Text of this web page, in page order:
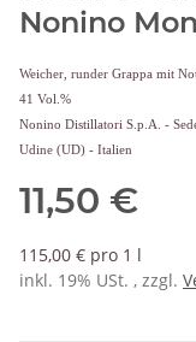
Nonino
Weicher, runder Grappa mit
41 Vol.%
Nonino Distillatori S.p.A. -
Udine (UD) - Italien
11,50 €
115,00 € pro 1 l
inkl. 19% USt. , zzgl.